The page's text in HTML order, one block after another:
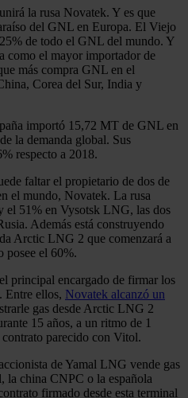
la rusa Novatek. Y es que
del GNL en Europa. El Viejo
de todo el GNL del mundo. Y
como el mayor importador de
más compra GNL en el
Corea del Sur, India y
importó 15,72 MT de GNL en
la demanda global. Sus
respecto a 2018.
faltar el propietario de dos de
el mundo, Novatek. La rusa
el 51% en Vysotsk LNG, las dos
Además está construyendo
Arctic LNG 2 que comenzará a
posee el 60%.
principal encargado de firmar los
Entre ellos, Novatek alcanzó un
gas desde Arctic LNG 2
15 años, a un ritmo de 1
parecido con Vitol.
de Yamal LNG vende gas
la china CNPC o la española
firmado desde esta terminal